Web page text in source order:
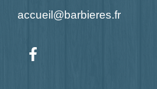
accueil@barbieres.fr